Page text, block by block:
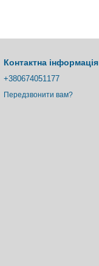
Контактна інформація
+380674051177
Передзвонити вам?